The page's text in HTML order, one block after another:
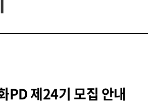
PD 제24기 모집 안내